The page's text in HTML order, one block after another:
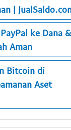
|
ke Dana &
Aman
Bitcoin di
Aset